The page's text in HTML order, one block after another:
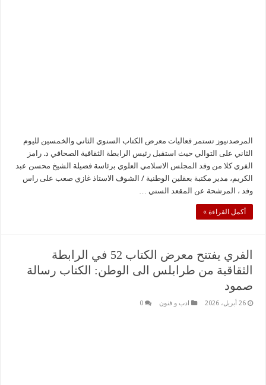
المرصدنيوز تستمر فعاليات معرض الكتاب السنوي الثاني والخمسين لليوم
الثاني على التوالي حيث استقبل رئيس الرابطة الثقافية الصحافي د. رامز
الفري كلا من وفد المجلس الاسلامي العلوي برئاسة فضيلة الشيخ محسن عبد
الكريم، مدير مكتبة بعقلين الوطنية / الشوف الاستاذ غازي صعب على راس
وفد ، المرشحة عن المقعد السني …
أكمل القراءة »
الفري يفتتح معرض الكتاب 52 في الرابطة
الثقاقية من طرابلس الى الوطن: الكتاب رسالة
صمود
26 أبريل، 2026 ادب و فنون 0